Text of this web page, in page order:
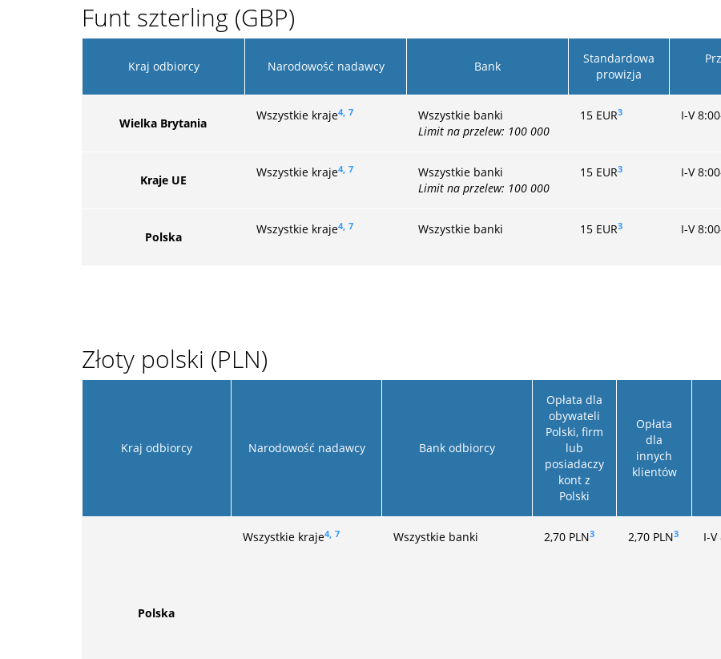
Funt szterling (GBP)
Kraj odbiorcy Narodowość nadawcy Bank
Standardowa
prowizja
Wielka Brytania
Wszystkie kraje4, 7
Wszystkie banki
Limit na przelew: 100 000
15 EUR3 I-V
Kraje UE
Wszystkie kraje4, 7
Wszystkie banki
Limit na przelew: 100 000
15 EUR3 I-V
Polska
Wszystkie kraje4, 7 Wszystkie banki 15 EUR3 I-V
Złoty polski (PLN)
Kraj odbiorcy Narodowość nadawcy Bank odbiorcy
Opłata dla
obywateli
Polski, firm
lub
posiadaczy
kont z
Polski
Opłata
dla
innych
klientów
Polska
Wszystkie kraje4, 7 Wszystkie banki 2,70 PLN3 2,70 PLN3 I-